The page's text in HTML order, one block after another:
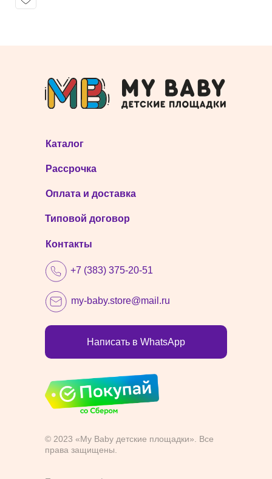
© 2023 «My Baby детские площадки». Все
права защищены.
Каталог
Контакты
+7 (383) 375-20-51
my-baby.store@mail.ru
Рассрочка
Оплата и доставка
Написать в WhatsApp
Типовой договор